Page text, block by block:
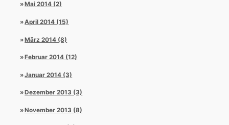
Mai 2014 (2)
April 2014 (15)
März 2014 (8)
Februar 2014 (12)
Januar 2014 (3)
Dezember 2013 (3)
November 2013 (8)